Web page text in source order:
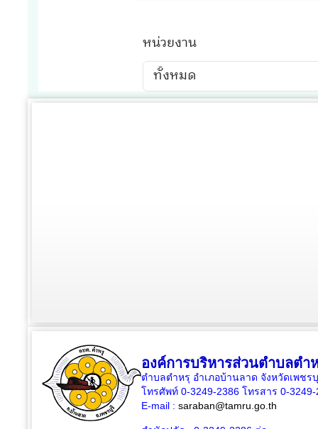
องค์การบริหารส่วนตำบลตำ
ตำบลตำหรุ อำเภอบ้านลาด จังหวัดเพชร
โทรศัพท์ 0-3249-2386 โทรสาร 0-3249-
E-mail : saraban@tamru.go.th